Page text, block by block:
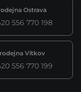
Ostrava
556 770 198
Vítkov
556 770 199